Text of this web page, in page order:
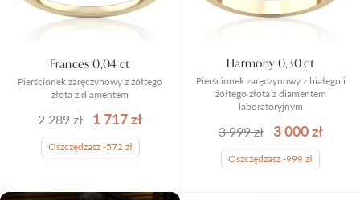
Pierścionek zaręczynowy z żółtego
złota z diamentem
Frances 0,04 ct
2 289 zł 1 717 zł
Oszczędzasz -572 zł
Pierścionek zaręczynowy z białego i
żółtego złota z diamentem
laboratoryjnym
Harmony 0,30 ct
3 999 zł 3 000 zł
Oszczędzasz -999 zł